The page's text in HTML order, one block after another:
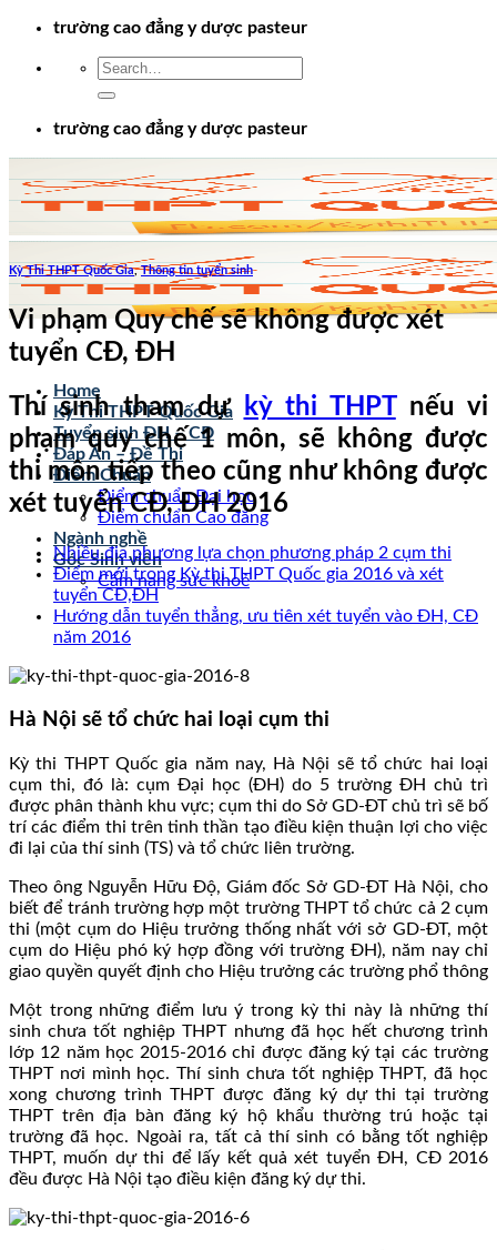
Chuyểntrường cao đẳng y dược pasteur
trường cao đẳng y dược pasteur
Home
Kỳ Thi THPT Quốc Gia
Tuyển sinh ĐH – CĐ
Đáp Án – Đề Thi
Điểm Chuẩn
Điểm chuẩn Đại học
Điểm chuẩn Cao đẳng
Ngành nghề
Góc Sinh viên
Cẩm nang sức khoẻ
Kỳ Thi THPT Quốc Gia,Thông tin tuyển sinh
Vi phạm Quy chế sẽ không được xét
tuyển CĐ, ĐH
Thí sinh tham dự kỳ thi THPTnếu vi
phạm quy chế 1 môn, sẽ không được
thi môn tiếp theo cũng như không được
xét tuyển CĐ, ĐH 2016
Nhiều địa phương lựa chọn phương pháp 2 cụm thi
Điểm mới trong Kỳ thi THPT Quốc gia 2016 và xét
tuyển CĐ,ĐH
Hướng dẫn tuyển thẳng, ưu tiên xét tuyển vào ĐH, CĐ
năm 2016
Hà Nội sẽ tổ chức hai loại cụm thi
Kỳ thi THPT Quốc gia năm nay, Hà Nội sẽ tổ chức hai loại
cụm thi, đó là: cụm Đại học (ĐH) do 5 trường ĐH chủ trì
được phân thành khu vực; cụm thi do Sở GD-ĐT chủ trì sẽ bố
trí các điểm thi trên tinh thần tạo điều kiện thuận lợi cho việc
đi lại của thí sinh (TS) và tổ chức liên trường.
Theo ông Nguyễn Hữu Độ, Giám đốc Sở GD-ĐT Hà Nội, cho
biết để tránh trường hợp một trường THPT tổ chức cả 2 cụm
thi (một cụm do Hiệu trưởng thống nhất với sở GD-ĐT, một
cụm do Hiệu phó ký hợp đồng với trường ĐH), năm nay chỉ
giao quyền quyết định cho Hiệu trưởng các trường phổ thông
Một trong những điểm lưu ý trong kỳ thi này là những thí
sinh chưa tốt nghiệp THPT nhưng đã học hết chương trình
lớp 12 năm học 2015-2016 chỉ được đăng ký tại các trường
THPT nơi mình học. Thí sinh chưa tốt nghiệp THPT, đã học
xong chương trình THPT được đăng ký dự thi tại trường
THPT trên địa bàn đăng ký hộ khẩu thường trú hoặc tại
trường đã học. Ngoài ra, tất cả thí sinh có bằng tốt nghiệp
THPT, muốn dự thi để lấy kết quả xét tuyển ĐH, CĐ 2016
đều được Hà Nội tạo điều kiện đăng ký dự thi.